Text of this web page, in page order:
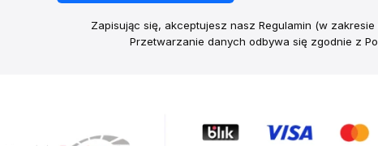
Zapisując się, akceptujesz nasz Regulamin (w
Przetwarzanie danych odbywa się zgodnie z